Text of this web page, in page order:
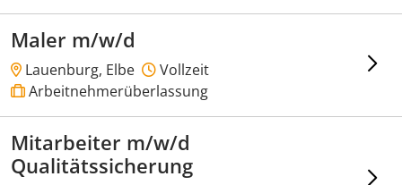
Maler m/w/d
Lauenburg, Elbe
Vollzeit
Arbeitnehmerüberlassung
Mitarbeiter m/w/d
Qualitätssicherung